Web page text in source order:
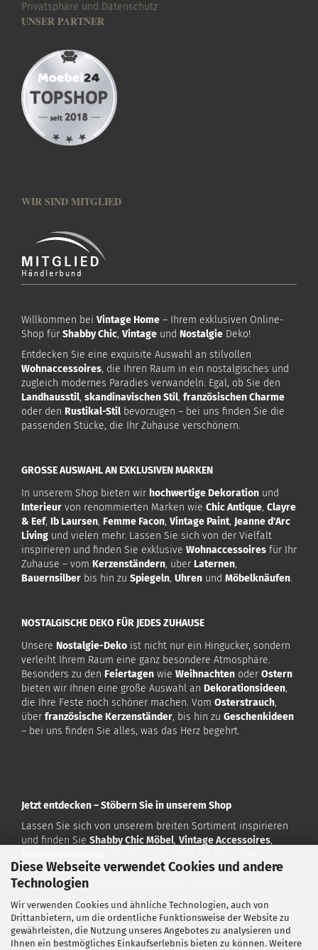
Diese Webseite verwendet Cookies und andere
Technologien
Wir verwenden Cookies und ähnliche Technologien, auch von
Drittanbietern, um die ordentliche Funktionsweise der Website zu
gewährleisten, die Nutzung unseres Angebotes zu analysieren und
Ihnen ein bestmögliches Einkaufserlebnis bieten zu können. Weitere
Privatsphäre und Datenschutz
UNSER PARTNER
WIR SIND MITGLIED
Willkommen bei Vintage Home – Ihrem exklusiven Online-
Shop für Shabby Chic, Vintage und Nostalgie Deko!
Entdecken Sie eine exquisite Auswahl an stilvollen
Wohnaccessoires, die Ihren Raum in ein nostalgisches und
zugleich modernes Paradies verwandeln. Egal, ob Sie den
Landhausstil, skandinavischen Stil, französischen Charme
oder den Rustikal-Stil bevorzugen – bei uns finden Sie die
passenden Stücke, die Ihr Zuhause verschönern.
GROSSE AUSWAHL AN EXKLUSIVEN MARKEN
In unserem Shop bieten wir hochwertige Dekoration und
Interieur von renommierten Marken wie Chic Antique, Clayre
& Eef, Ib Laursen, Femme Facon, Vintage Paint, Jeanne d'Arc
Living und vielen mehr. Lassen Sie sich von der Vielfalt
inspirieren und finden Sie exklusive Wohnaccessoires für Ihr
Zuhause – vom Kerzenständern, über Laternen,
Bauernsilber bis hin zu Spiegeln, Uhren und Möbelknäufen.
NOSTALGISCHE DEKO FÜR JEDES ZUHAUSE
Unsere Nostalgie-Deko ist nicht nur ein Hingucker, sondern
verleiht Ihrem Raum eine ganz besondere Atmosphäre.
Besonders zu den Feiertagen wie Weihnachten oder Ostern
bieten wir Ihnen eine große Auswahl an Dekorationsideen,
die Ihre Feste noch schöner machen. Vom Osterstrauch,
über französische Kerzenständer, bis hin zu Geschenkideen
– bei uns finden Sie alles, was das Herz begehrt.
Jetzt entdecken – Stöbern Sie in unserem Shop
Lassen Sie sich von unserem breiten Sortiment inspirieren
und finden Sie Shabby Chic Möbel, Vintage Accessoires,
Besuchen Sie uns aufwww.vintagehome.de und lassen Sie
sich von unserer exklusiven Auswahl verzaubern!
Vintage Home– Ihr Ziel für exklusiveNostalgie-Deko und
Shabby Chic Möbel!